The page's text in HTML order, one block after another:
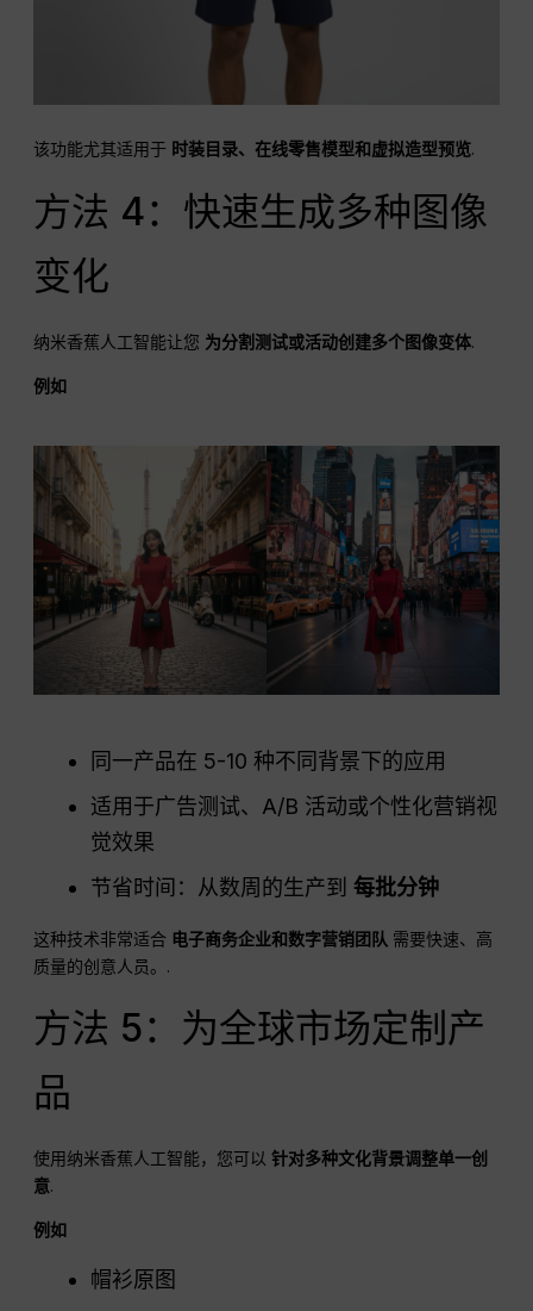
该功能尤其适用于 时装目录、在线零售模型和虚拟造型预览.
方法 4：快速生成多种图像
变化
纳米香蕉人工智能让您 为分割测试或活动创建多个图像变体.
例如
同一产品在 5-10 种不同背景下的应用
适用于广告测试、A/B 活动或个性化营销视
觉效果
节省时间：从数周的生产到 每批分钟
这种技术非常适合 电子商务企业和数字营销团队 需要快速、高
质量的创意人员。.
方法 5：为全球市场定制产
品
使用纳米香蕉人工智能，您可以针对多种文化背景调整单一创
意.
例如
帽衫原图